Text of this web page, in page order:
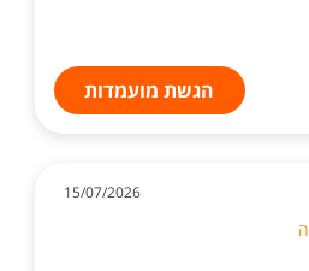
הגשת מועמדות
15/07/2026